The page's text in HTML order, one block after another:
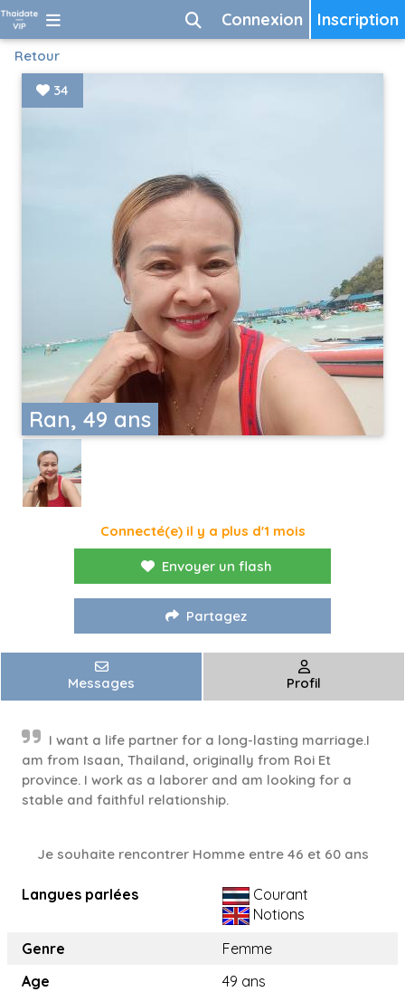
Inscription
Connexion
Retour
Ran, 49 ans
34
Connecté(e) il y a plus d'1 mois
Envoyer un flash
Partagez
Messages Profil
I want a life partner for a long-lasting marriage.I
am from Isaan, Thailand, originally from Roi Et
province. I work as a laborer and am looking for a
stable and faithful relationship.
Je souhaite rencontrer Homme entre 46 et 60 ans
Langues parlées
Courant
Notions
Genre
Femme
Age
49 ans